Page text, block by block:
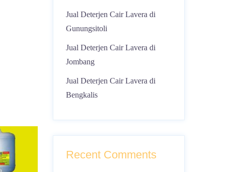
Jual Deterjen Cair Lavera di
Gunungsitoli
Jual Deterjen Cair Lavera di
Jombang
Jual Deterjen Cair Lavera di
Bengkalis
Recent Comments